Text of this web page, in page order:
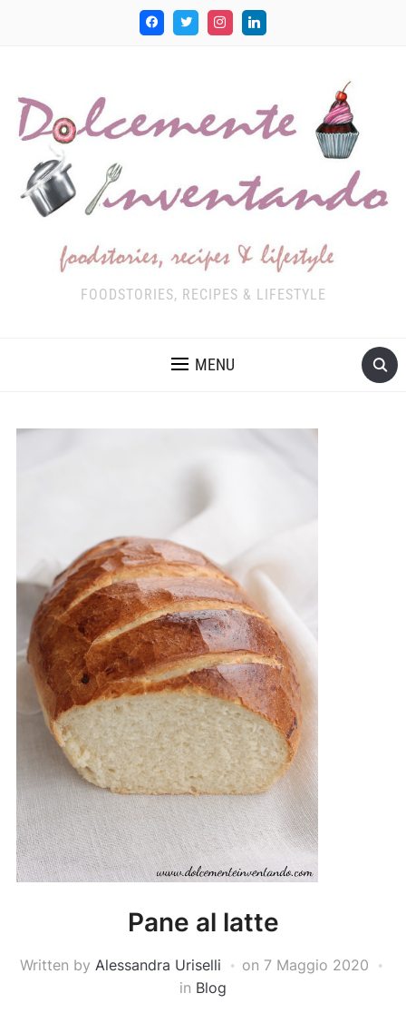
FOODSTORIES, RECIPES & LIFESTYLE
MENU
Pane al latte
Written by Alessandra Uriselli on 7 Maggio 2020
in Blog